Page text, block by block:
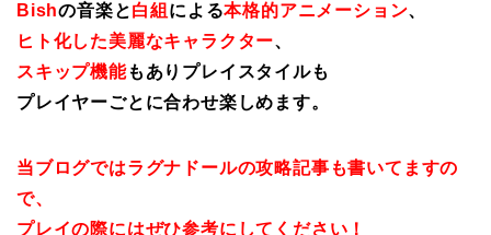
Bishの音楽と白組 による本格的アニメーション、
ヒト化した美麗なキャラクター、
スキップ機能もありプレイスタイルも
プレイヤーごとに合わせ楽しめます。
当ブログではラグナドールの攻略記事も書いてますの
で、
プレイの際にはぜひ参考にしてください！